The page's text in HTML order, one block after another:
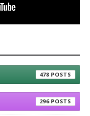
478
296